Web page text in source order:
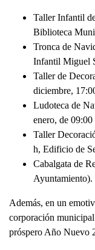
Taller Infantil
Biblioteca
Tronca de
Infantil Miguel
Taller de
diciembre,
Ludoteca de
enero, de
Taller
h, Edificio de
Cabalgata de
Ayuntamiento).
Además, en un
corporación
próspero Año Nuevo